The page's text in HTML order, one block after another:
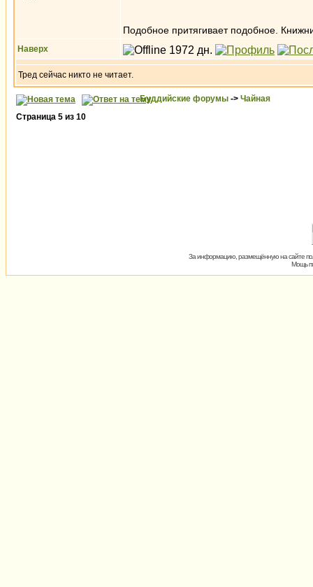
Подобное притягивает подобное.
Наверх
Тред сейчас никто не читает.
Буддийские форумы -> Чайная
Страница 5 из 10
За информацию, размещённую на сайте
Мощь